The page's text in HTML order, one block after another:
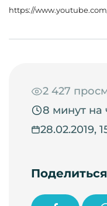
https://
2 427
8 минут на
28.02.2019,